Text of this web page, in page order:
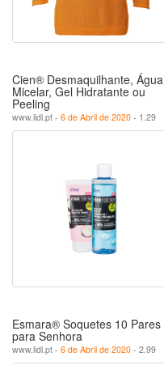
Cien® Desmaquilhante, Água
Micelar, Gel Hidratante ou
Peeling
www.lidl.pt - 6 de Abril de 2020 - 1.29
Esmara® Soquetes 10 Pares
para Senhora
www.lidl.pt - 6 de Abril de 2020 - 2.99